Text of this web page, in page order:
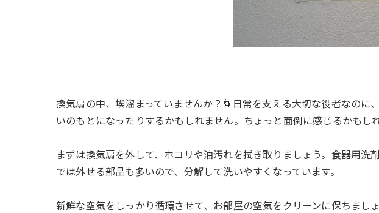
換気扇の中、埃溜まっていませんか？🌀日常を支える大切な役者なの
いのもとになったりするかもしれません。ちょっと面倒に感じるかもし
まずは換気扇を外して、ホコリや油汚れを拭き取りましょう。食器用
では外せる部品も多いので、分解して洗いやすくなっています。
新鮮な空気をしっかり循環させて、お部屋の空気をクリーンに保ちま